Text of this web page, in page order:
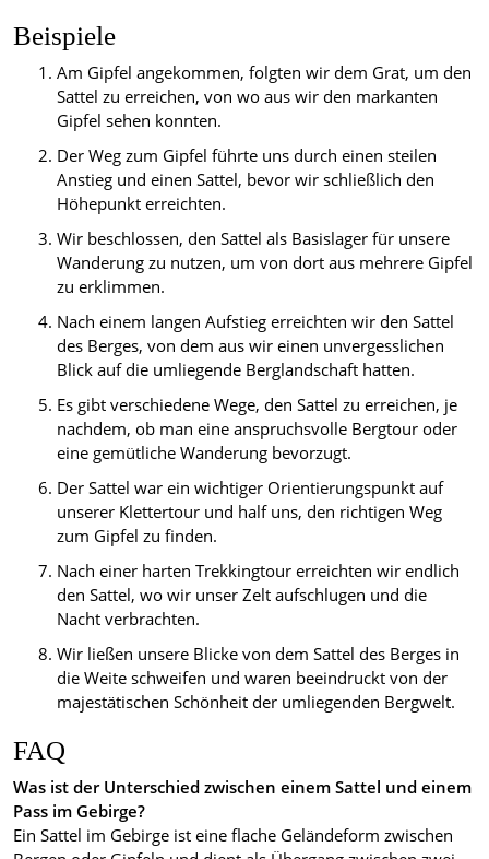
Beispiele
Am Gipfel angekommen, folgten wir dem Grat, um den
Sattel zu erreichen, von wo aus wir den markanten
Gipfel sehen konnten.
Der Weg zum Gipfel führte uns durch einen steilen
Anstieg und einen Sattel, bevor wir schließlich den
Höhepunkt erreichten.
Wir beschlossen, den Sattel als Basislager für unsere
Wanderung zu nutzen, um von dort aus mehrere Gipfel
zu erklimmen.
Nach einem langen Aufstieg erreichten wir den Sattel
des Berges, von dem aus wir einen unvergesslichen
Blick auf die umliegende Berglandschaft hatten.
Es gibt verschiedene Wege, den Sattel zu erreichen, je
nachdem, ob man eine anspruchsvolle Bergtour oder
eine gemütliche Wanderung bevorzugt.
Der Sattel war ein wichtiger Orientierungspunkt auf
unserer Klettertour und half uns, den richtigen Weg
zum Gipfel zu finden.
Nach einer harten Trekkingtour erreichten wir endlich
den Sattel, wo wir unser Zelt aufschlugen und die
Nacht verbrachten.
Wir ließen unsere Blicke von dem Sattel des Berges in
die Weite schweifen und waren beeindruckt von der
majestätischen Schönheit der umliegenden Bergwelt.
FAQ
Was ist der Unterschied zwischen einem Sattel und einem
Pass im Gebirge?
Ein Sattel im Gebirge ist eine flache Geländeform zwischen